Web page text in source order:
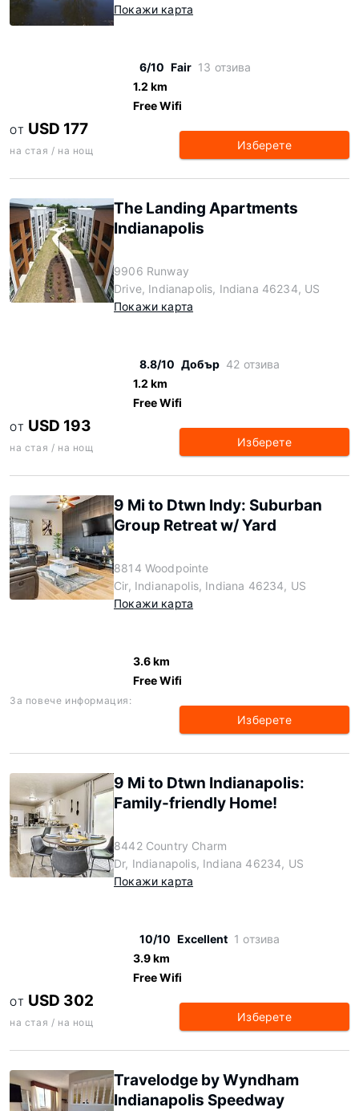
Покажи карта
6/10 Fair 13 отзива
1.2 km
Free Wifi
ОТ USD 177
на стая / на нощ Изберете
The Landing Apartments
Indianapolis
9906 Runway
Drive, Indianapolis, Indiana 46234, US
Покажи карта
8.8/10 Добър 42 отзива
1.2 km
Free Wifi
ОТ USD 193
на стая / на нощ Изберете
9 Mi to Dtwn Indy: Suburban
Group Retreat w/ Yard
8814 Woodpointe
Cir, Indianapolis, Indiana 46234, US
Покажи карта
3.6 km
Free Wifi
За повече информация:
Изберете
9 Mi to Dtwn Indianapolis:
Family-friendly Home!
8442 Country Charm
Dr, Indianapolis, Indiana 46234, US
Покажи карта
10/10 Excellent 1 отзива
3.9 km
Free Wifi
ОТ USD 302
на стая / на нощ Изберете
Travelodge by Wyndham
Indianapolis Speedway